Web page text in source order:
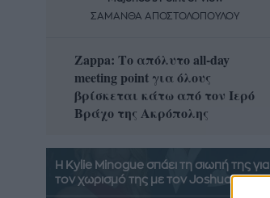
ΣΑΜΑΝΘΑ ΑΠΟΣΤΟΛΟΠΟΥΛΟΥ
Zappa: Το απόλυτο all-day
meeting point για όλους
βρίσκεται κάτω από τον Ιερό
Βράχο της Ακρόπολης
Η Kylie Minogue σπάει τη σιωπή της για
τον χωρισμό της με τον Joshua Sasse